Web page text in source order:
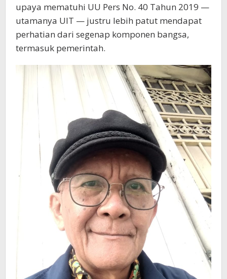
upaya mematuhi UU Pers No. 40 Tahun 2019 —
utamanya UIT — justru lebih patut mendapat
perhatian dari segenap komponen bangsa,
termasuk pemerintah.